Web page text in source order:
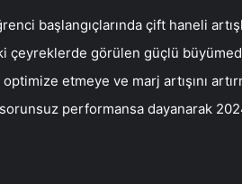
başlangıçlarında çift haneli
çeyreklerde görülen güçlü
optimize etmeye ve marj artışını
performansa dayanarak